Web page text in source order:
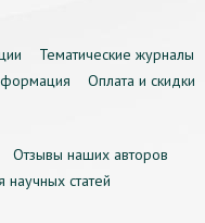
Тематические журналы
Оплата и скидки
Отзывы наших авторов
научных статей